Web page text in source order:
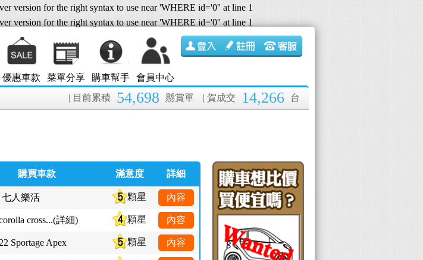
version for the right syntax to use near 'WHERE id='0'' at line 1
version for the right syntax to use near 'WHERE id='0'' at line 1
優惠車款 菜單分享 購車幫手 會員中心
| 賀成交 14,266 台
| 目前累積 54,698 懸賞單
購買車款 滿意度 詳細
七人樂活 顆星 內容
cross...(詳細) 顆星 內容
Sportage Apex 顆星 內容